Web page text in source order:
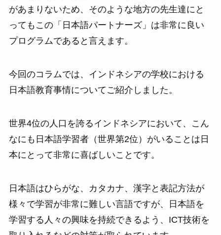
があまりないため、そのような地方の先生達にと
ってもこの「日本語パートナーズ」は非常に良い
プログラムであると言えます。
今回のコラムでは、インドネシアの学校における
日本語教育事情についてご紹介しました。
世界4位の人口を誇るインドネシアにおいて、こん
なにも日本語学習者（世界第2位）がいることは日
本にとって非常に喜ばしいことです。
日本語はひらがな、カタカナ、漢字と表記方法が
様々で学習が非常に難しい言語ですが、日本語を
学習する人々の興味を持続できるよう、ICT技術を